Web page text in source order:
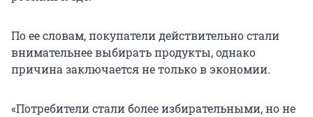
По ее словам, покупатели действительно стали
внимательнее выбирать продукты, однако
причина заключается не только в экономии.
«Потребители стали более избирательными, но не